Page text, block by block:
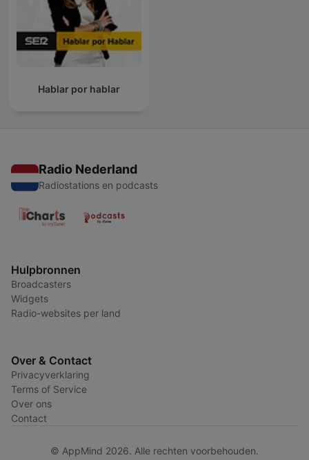
Hablar por hablar
Radio Nederland
Radiostations en podcasts
Hulpbronnen
Broadcasters
Widgets
Radio-websites per land
Over & Contact
Privacyverklaring
Terms of Service
Over ons
Contact
© AppMind 2026. Alle rechten voorbehouden.